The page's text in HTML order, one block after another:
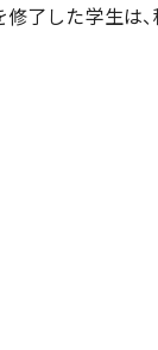
修了した学生